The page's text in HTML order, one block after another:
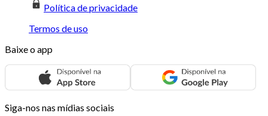
Política de privacidade
Termos de uso
Baixe o app
Siga-nos nas mídias sociais